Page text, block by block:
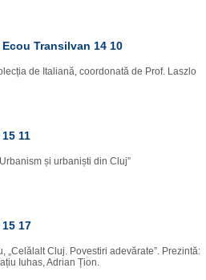
Transilvan 14 10
de Italiană, coordonată de Prof. Laszlo
11
și urbaniști din Cluj”
17
„Celălalt Cluj. Povestiri adevărate”. Prezintă:
Iuhas, Adrian Țion.